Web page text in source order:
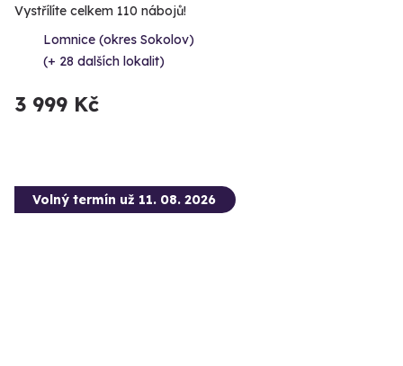
Vystřílíte celkem 110 nábojů!
Lomnice (okres Sokolov)
(+ 28 dalších lokalit)
3 999 Kč
Volný termín už 11. 08. 2026